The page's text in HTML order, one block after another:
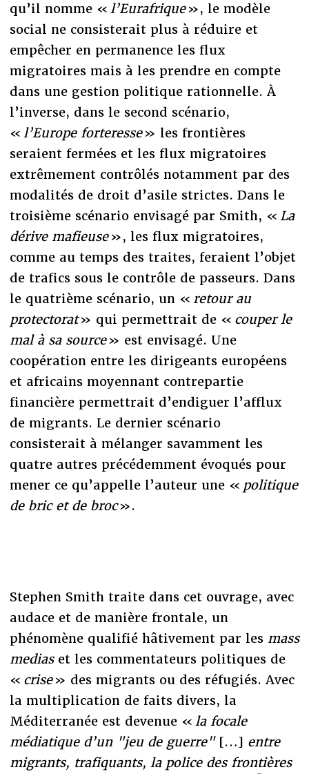
qu’il nomme « l’Eurafrique», le modèle
social ne consisterait plus à réduire et
empêcher en permanence les flux
migratoires mais à les prendre en compte
dans une gestion politique rationnelle. À
l’inverse, dans le second scénario,
« l’Europe forteresse» les frontières
seraient fermées et les flux migratoires
extrêmement contrôlés notamment par des
modalités de droit d’asile strictes. Dans le
troisième scénario envisagé par Smith, « La
dérive mafieuse», les flux migratoires,
comme au temps des traites, feraient l’objet
de trafics sous le contrôle de passeurs. Dans
le quatrième scénario, un « retour au
protectorat» qui permettrait de « couper le
mal à sa source» est envisagé. Une
coopération entre les dirigeants européens
et africains moyennant contrepartie
financière permettrait d’endiguer l’afflux
de migrants. Le dernier scénario
consisterait à mélanger savamment les
quatre autres précédemment évoqués pour
mener ce qu’appelle l’auteur une « politique
de bric et de broc».
Stephen Smith traite dans cet ouvrage, avec
audace et de manière frontale, un
phénomène qualifié hâtivement par les mass
mediaset les commentateurs politiques de
« crise» des migrants ou des réfugiés. Avec
la multiplication de faits divers, la
Méditerranée est devenue « la focale
médiatique d’un "jeu de guerre" […] entre
migrants, trafiquants, la police des frontières